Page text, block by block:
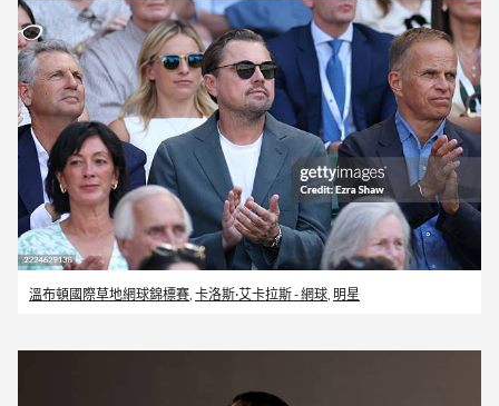
溫布頓國際草地網球錦標賽, 卡洛斯·艾卡拉斯 - 網球, 明星